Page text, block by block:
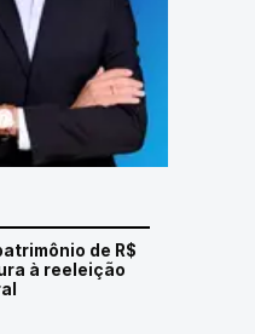
de R$
à reeleição